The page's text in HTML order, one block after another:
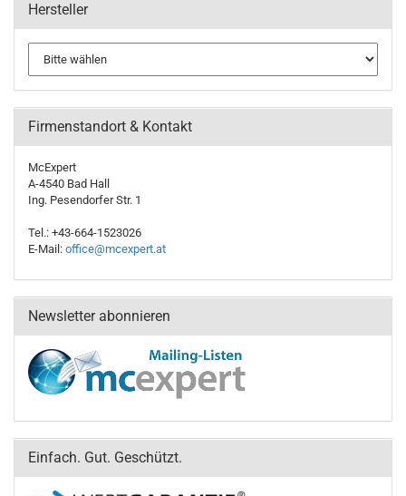
Hersteller
Firmenstandort & Kontakt
McExpert
A-4540 Bad Hall
Ing. Pesendorfer Str. 1
Tel.: +43-664-1523026
E-Mail: office@mcexpert.at
Newsletter abonnieren
Einfach. Gut. Geschützt.